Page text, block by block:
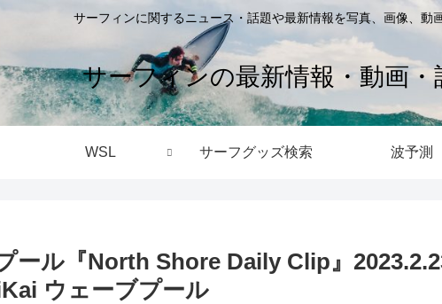
サーフィンに関するニュース・話題や最新情報を写真、画像、動
サーフィンの最新情報・動画・
WSL サーフグッズ検索 波予測
ール『North Shore Daily Clip』
ウェーブプール